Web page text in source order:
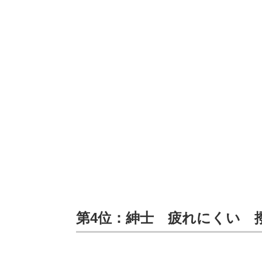
第4位：紳士 疲れにくい